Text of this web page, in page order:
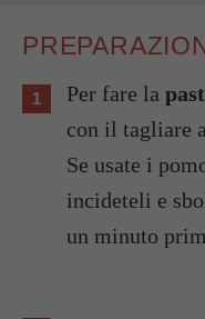
Per fare la
con il tagliare
Se usate i
incideteli e
un minuto